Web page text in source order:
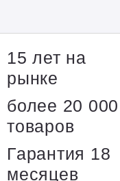
15 лет на
рынке
более 20 000
товаров
Гарантия 18
месяцев